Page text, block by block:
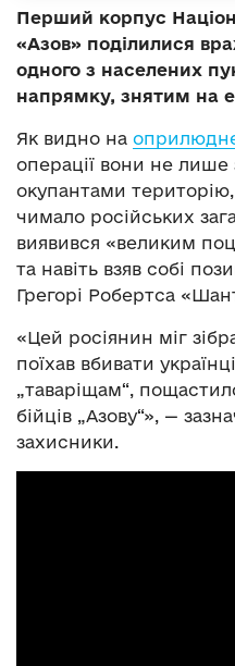
Перший корпус
«Азов» поділилися
одного з населених
напрямку, знятим на
Як видно на
операції вони не лише
окупантами
чимало російських
виявився «великим
та навіть взяв собі
Грегорі Робертса
«Цей росіянин міг
поїхав вбивати
„таваріщам“,
бійців „Азову“», —
захисники.